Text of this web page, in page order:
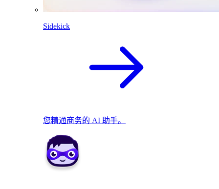
Sidekick
您精通商务的 AI 助手。